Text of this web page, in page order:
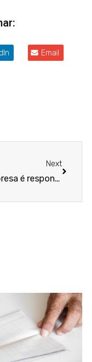
Email
Next
Empresa é responsabilizada por acidente causado por motorista terceirizado